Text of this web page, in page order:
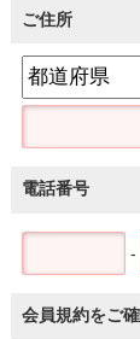
ご住所
電話番号
-
会員規約をご